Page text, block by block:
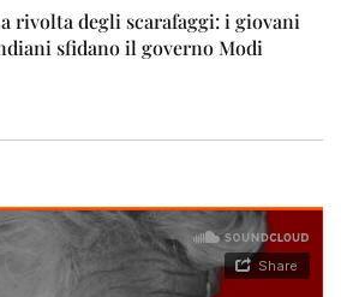
rivolta degli scarafaggi: i giovani
sfidano il governo Modi